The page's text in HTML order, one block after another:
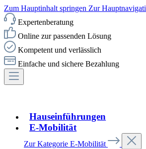
Zum Hauptinhalt springen Zur
Expertenberatung
Online zur passenden Lösung
Kompetent und verlässlich
Einfache und sichere Bezahlung
Hauseinführungen
E-Mobilität
Zur Kategorie E-Mobilität